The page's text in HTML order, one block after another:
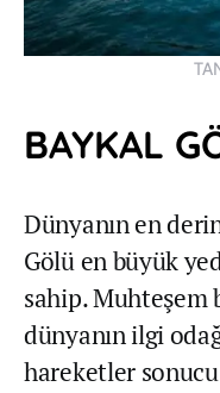
BAYKAL
Dünyanın en
Gölü en büyük
sahip. Muhteşem
dünyanın ilgi
hareketler